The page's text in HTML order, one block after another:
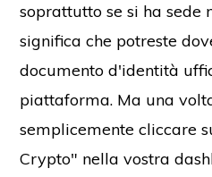
soprattutto se si ha sede
significa che potreste
documento d'identità
piattaforma. Ma una
semplicemente cliccare
Crypto" nella vostra